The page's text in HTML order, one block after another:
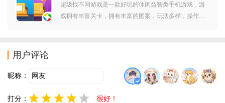
超级找不同游戏是一款好玩的休闲益智类手机游戏，游
戏拥有丰富关卡，拥有丰富的图案，玩法多样，操作简
用户评论
昵称：
打分： 很好！